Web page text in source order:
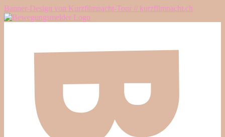
Banner-Design von Kurzfilmnacht-Tour // kurzfilmnacht.ch